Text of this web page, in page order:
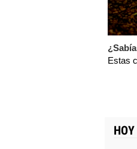
Estas